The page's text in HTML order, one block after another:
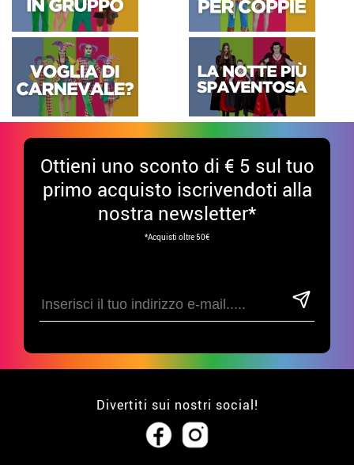
Ottieni uno sconto di € 5 sul tuo
primo acquisto iscrivendoti alla
nostra newsletter*
*Acquisti oltre 50€
Divertiti sui nostri social!